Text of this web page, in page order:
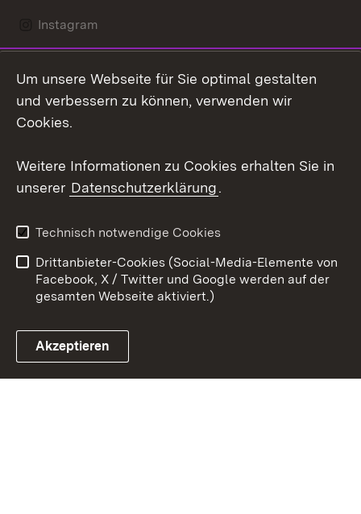
Instagram
Social Wall
Youtube
Link zum Landesportal
Kontakt
Datenschutz
Barrierefreiheit
Impressum Cookies
Um unsere Webseite für Sie optimal gestalten
und verbessern zu können, verwenden wir
Cookies.
Weitere Informationen zu Cookies erhalten Sie in
unserer Datenschutzerklärung.
Technisch notwendige Cookies
Drittanbieter-Cookies (Social-Media-Elemente von
Facebook, X / Twitter und Google werden auf der
gesamten Webseite aktiviert.)
Akzeptieren